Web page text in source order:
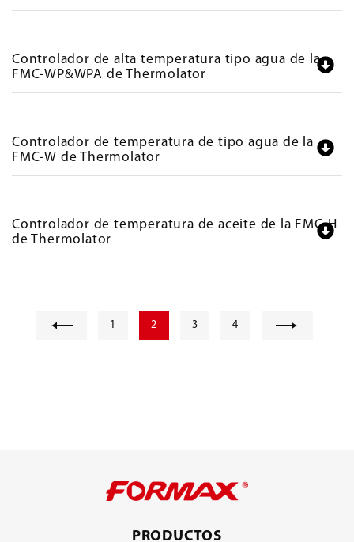
Controlador de alta temperatura tipo agua de la
FMC-WP&WPA de Thermolator
Controlador de temperatura de tipo agua de la
FMC-W de Thermolator
Controlador de temperatura de aceite de la FMC-H
de Thermolator
1 2 3 4
PRODUCTOS